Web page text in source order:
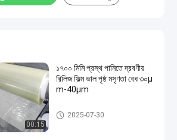
00:15
১৭০০ মিমি প্রস্থ পানিতে দ্রবণীয়
রিলিজ ফিল্ম ভাল পৃষ্ঠ মসৃণতা বেধ ৩০μ
m-40μm
জল দ্রবীভূত করা রিলিজ ফিল্ম
2025-07-30